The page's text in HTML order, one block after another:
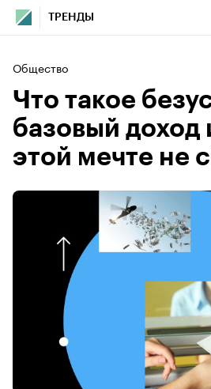
ТРЕНДЫ
Общество
Что такое
базовый доход
этой мечте не